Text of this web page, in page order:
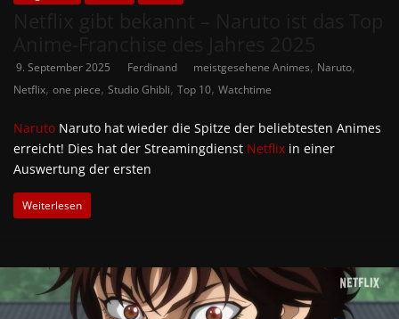
9. September 2025 Ferdinand meistgesehene Animes, Naruto,
Netflix, one piece, Studio Ghibli, Top 10, Watchtime
Naruto Naruto hat wieder die Spitze der beliebtesten Animes
erreicht! Dies hat der Streamingdienst Netflix in einer
Auswertung der ersten
Weiterlesen